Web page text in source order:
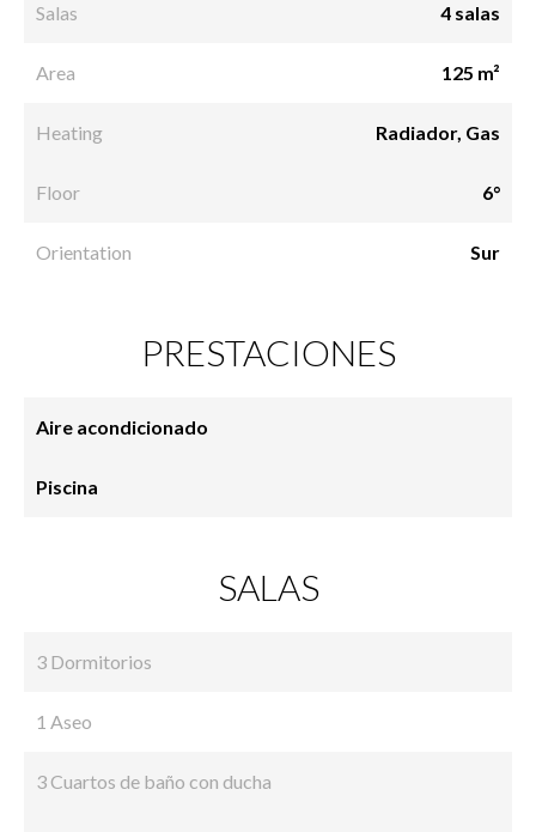
Salas 4 salas
Area 125 m²
Heating Radiador, Gas
Floor 6°
Orientation Sur
PRESTACIONES
Aire acondicionado
Piscina
SALAS
3 Dormitorios
1 Aseo
3 Cuartos de baño con ducha